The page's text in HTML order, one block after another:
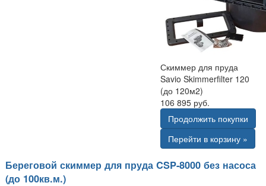
Скиммер для пруда
Savio Skimmerfilter 120
(до 120м2)
106 895 руб.
Продолжить покупки
Перейти в корзину »
Береговой скиммер для пруда CSP-8000 без насоса
(до 100кв.м.)